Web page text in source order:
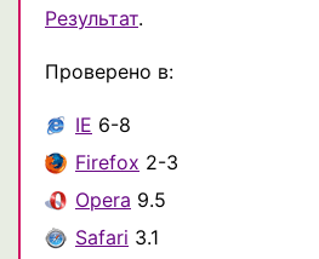
Результат.
Проверено в:
IE 6-8
Firefox 2-3
Opera 9.5
Safari 3.1